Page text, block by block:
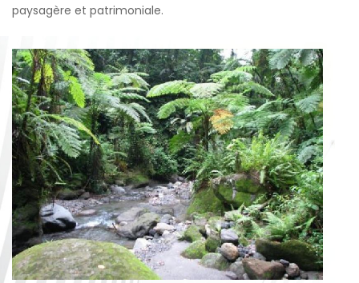
paysagère et patrimoniale.